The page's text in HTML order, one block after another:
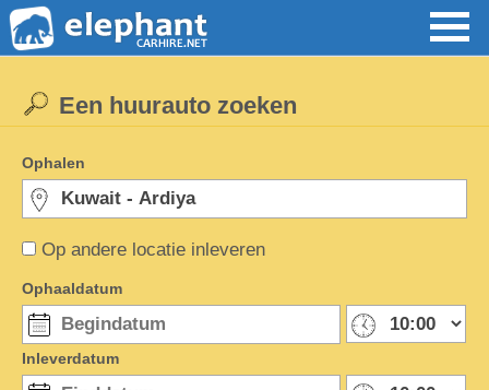
Op andere locatie inleveren
Een huurauto zoeken
Ophalen
Ophaaldatum
Inleverdatum